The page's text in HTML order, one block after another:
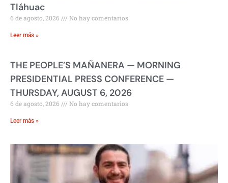
Tláhuac
6 de agosto, 2026 No hay comentarios
Leer más »
THE PEOPLE’S MAÑANERA — MORNING
PRESIDENTIAL PRESS CONFERENCE —
THURSDAY, AUGUST 6, 2026
6 de agosto, 2026 No hay comentarios
Leer más »